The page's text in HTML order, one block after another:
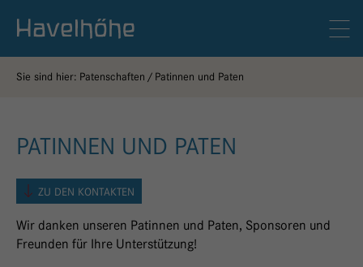
Sie sind hier: Patenschaften Patinnen und Paten
PATINNEN UND PATEN
ZU DEN KONTAKTEN
Wir danken unseren Patinnen und Paten, Sponsoren und
Freunden für Ihre Unterstützung!